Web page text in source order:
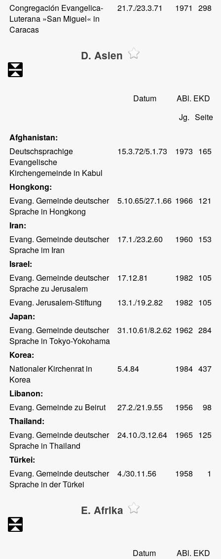
Congregación Evangelica-
Luterana »San Miguel« in
Caracas
21.7./23.3.71 1971 298
D. Asien
Datum
ABl. EKD
Jg. Seite
Afghanistan:
Deutschsprachige
Evangelische
Kirchengemeinde in Kabul
15.3.72/5.1.73 1973 165
Hongkong:
Evang. Gemeinde deutscher
Sprache in Hongkong
5.10.65/27.1.66 1966 121
Iran:
Evang. Gemeinde deutscher
Sprache im Iran
17.1./23.2.60 1960 153
Israel:
Evang. Gemeinde deutscher
Sprache zu Jerusalem
17.12.81 1982 105
Evang. Jerusalem-Stiftung 13.1./19.2.82 1982 105
Japan:
Evang. Gemeinde deutscher
Sprache in Tokyo-Yokohama
31.10.61/8.2.62 1962 284
Korea:
Nationaler Kirchenrat in
Korea
5.4.84 1984 437
Libanon:
Evang. Gemeinde zu Beirut
27.2./21.9.55 1956
98
Thailand:
Evang. Gemeinde deutscher
Sprache in Thailand
24.10./3.12.64 1965 125
Türkei:
Evang. Gemeinde deutscher
Sprache in der Türkei
4./30.11.56 1958 1
E. Afrika
Datum
ABl. EKD